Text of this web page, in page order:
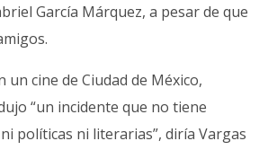
García Márquez, a pesar de que
un cine de Ciudad de México,
“un incidente que no tiene
políticas ni literarias”, diría Vargas